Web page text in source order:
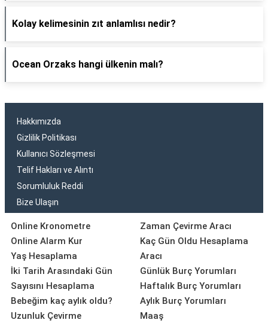
Kolay kelimesinin zıt anlamlısı nedir?
Ocean Orzaks hangi ülkenin malı?
Hakkımızda
Gizlilik Politikası
Kullanıcı Sözleşmesi
Telif Hakları ve Alıntı
Sorumluluk Reddi
Bize Ulaşın
Online Kronometre
Online Alarm Kur
Yaş Hesaplama
İki Tarih Arasındaki Gün
Sayısını Hesaplama
Bebeğim kaç aylık oldu?
Uzunluk Çevirme
Zaman Çevirme Aracı
Kaç Gün Oldu Hesaplama
Aracı
Günlük Burç Yorumları
Haftalık Burç Yorumları
Aylık Burç Yorumları
Maaş